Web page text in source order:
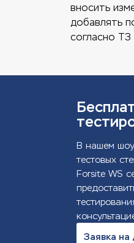
вносить
добавлять
согласно ТЗ
В нашем
тестовых
Forsite WS
Заявка